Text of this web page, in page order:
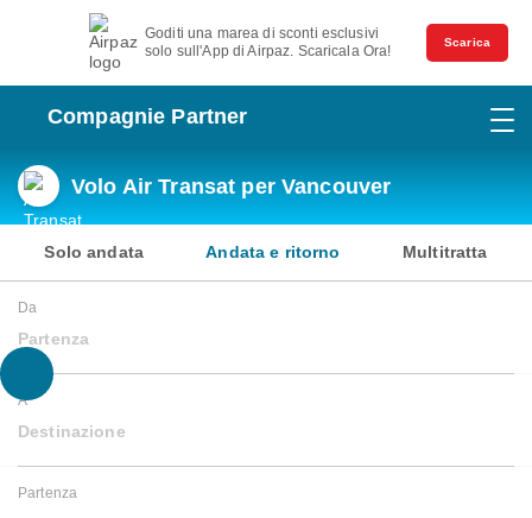
Goditi una marea di sconti esclusivi
solo sull'App di Airpaz. Scaricala Ora!
Scarica
Compagnie Partner
Volo Air Transat per Vancouver
Solo andata Andata e ritorno Multitratta
Da
Partenza
A
Destinazione
Partenza